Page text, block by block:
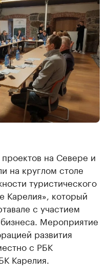
на Севере и
на круглом столе
туристического
Карелия», который
с участием
Мероприятие
развития
с РБК
Карелия.